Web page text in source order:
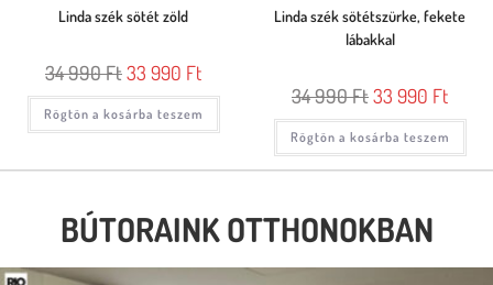
Linda szék sötét zöld
34 990Ft33 990 Ft
Rögtön a kosárba teszem
Linda szék sötétszürke, fekete
lábakkal
34 990Ft33 990 Ft
Rögtön a kosárba teszem
BÚTORAINK OTTHONOKBAN